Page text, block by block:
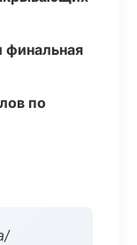
финальная
по